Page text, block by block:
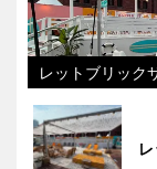
レットブリッ